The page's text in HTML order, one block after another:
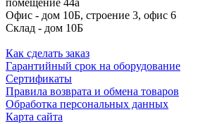
помещение 44а
Офис - дом 10Б, строение 3, офис 6
Склад - дом 10Б
Как сделать заказ
Гарантийный срок на оборудование
Сертификаты
Правила возврата и обмена товаров
Обработка персональных данных
Карта сайта